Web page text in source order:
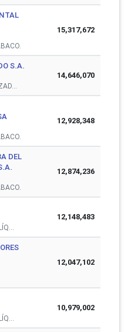
15,317,672
S.A.
14,646,070
12,928,348
DEL
12,874,236
12,148,483
12,047,102
10,979,002